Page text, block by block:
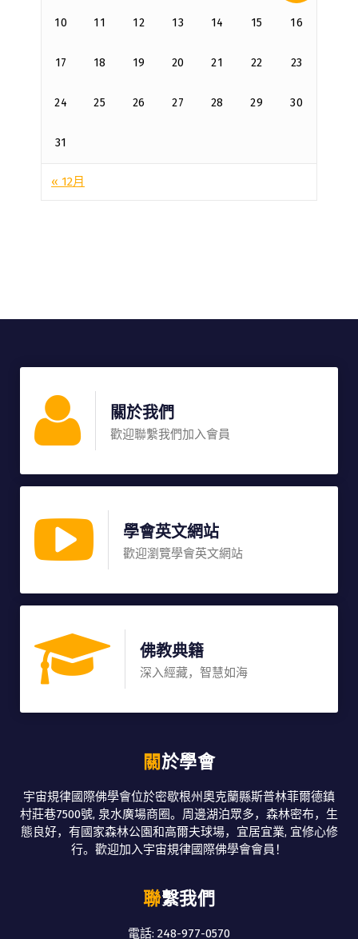
10 11 12 13 14 15 16
17 18 19 20 21 22 23
24 25 26 27 28 29 30
31
« 12月
關於我們
歡迎聯繫我們加入會員
學會英文網站
歡迎瀏覽學會英文網站
佛教典籍
深入經藏，智慧如海
關於學會
宇宙規律國際佛學會位於密歇根州奧克蘭縣斯普林菲爾德鎮
村莊巷7500號, 泉水廣場商圈。周邊湖泊眾多，森林密布，生
態良好，有國家森林公園和高爾夫球場，宜居宜業, 宜修心修
行。歡迎加入宇宙規律國際佛學會會員！
聯繫我們
電話: 248-977-0570